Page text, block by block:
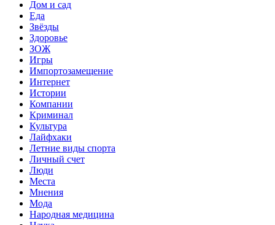
Дом и сад
Еда
Звёзды
Здоровье
ЗОЖ
Игры
Импортозамещение
Интернет
Истории
Компании
Криминал
Культура
Лайфхаки
Летние виды спорта
Личный счет
Люди
Места
Мнения
Мода
Народная медицина